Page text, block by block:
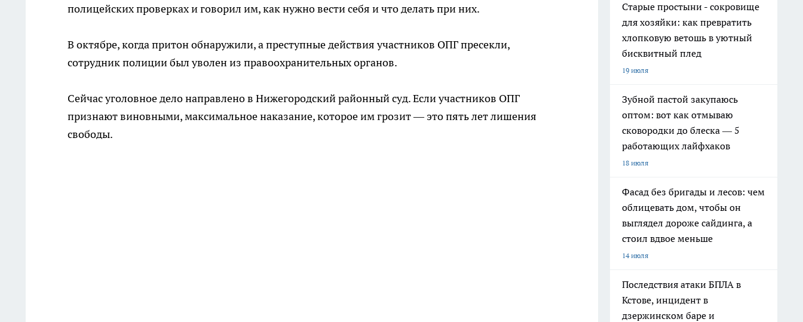
полицейских проверках и говорил им, как нужно вести себя и что делать при них.
В октябре, когда притон обнаружили, а преступные действия участников ОПГ пресекли,
сотрудник полиции был уволен из правоохранительных органов.
Сейчас уголовное дело направлено в Нижегородский районный суд. Если участников ОПГ
признают виновными, максимальное наказание, которое им грозит — это пять лет лишения
свободы.
Старые простыни - сокровище
для хозяйки: как превратить
хлопковую ветошь в уютный
бисквитный плед
19 июля
Зубной пастой закупаюсь
оптом: вот как отмываю
сковородки до блеска — 5
работающих лайфхаков
18 июля
Фасад без бригады и лесов: чем
облицевать дом, чтобы он
выглядел дороже сайдинга, а
стоил вдвое меньше
14 июля
Последствия атаки БПЛА в
Кстове, инцидент в
дзержинском баре и